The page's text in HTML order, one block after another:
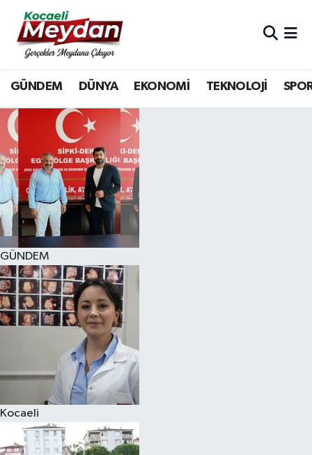
GÜNDEM DÜNYA EKONOMİ TEKNOLOJİ
GÜNDEM
Kocaeli
Nöbetçi Eczaneler
Hava Durumu
Trafik Durumu
Süper Lig Puan Durumu ve Fikstür
Tüm Manşetler
Son Dakika Haberleri
Haber Arşivi